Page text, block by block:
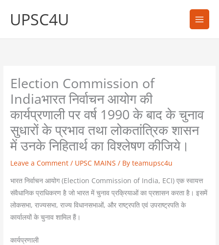
UPSC4U
Election Commission of
Indiaभारत निर्वाचन आयोग की
कार्यप्रणाली पर वर्ष 1990 के बाद के चुनाव
सुधारों के प्रभाव तथा लोकतांत्रिक शासन
में उनके निहितार्थ का विश्लेषण कीजिये।
Leave a Comment / UPSC MAINS / Byteamupsc4u
भारत निर्वाचन आयोग (Election Commission of India, ECI) एक स्वायत्त
संवैधानिक प्राधिकरण है जो भारत में चुनाव प्रक्रियाओं का प्रशासन करता है। इसमें
लोकसभा, राज्यसभा, राज्य विधानसभाओं, और राष्ट्रपति एवं उपराष्ट्रपति के
कार्यालयों के चुनाव शामिल हैं।
कार्यप्रणाली